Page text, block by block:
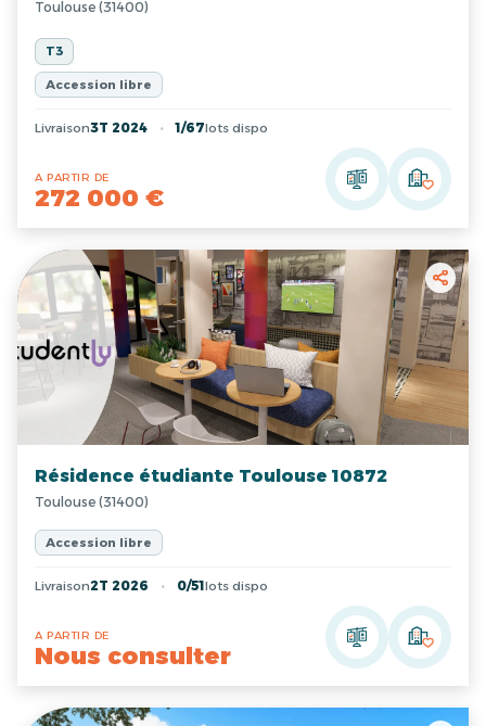
Toulouse (31400)
T3
Accession libre
Livraison3T 2024 1/67lots dispo
A PARTIR DE
272 000 €
Résidence étudiante Toulouse 10872
Toulouse (31400)
Accession libre
Livraison2T 2026 0/51 lots dispo
A PARTIR DE
Nous consulter